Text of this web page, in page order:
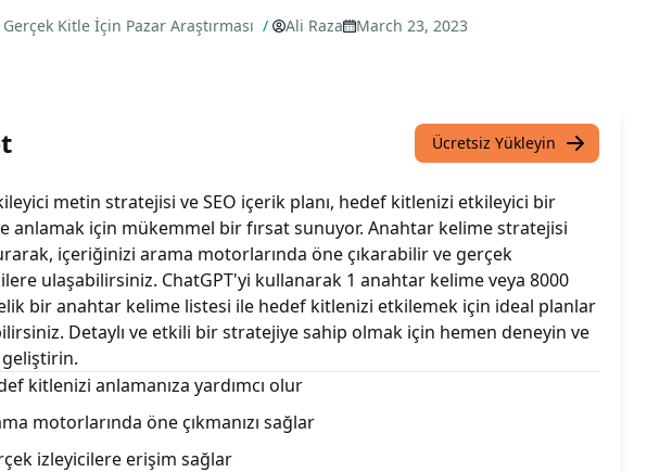
Kitle İçin Pazar Araştırması / Ali Raza
March 23, 2023
Ücretsiz Yükleyin
metin stratejisi ve SEO içerik planı, hedef kitlenizi etkileyici bir
anlamak için mükemmel bir fırsat sunuyor. Anahtar kelime stratejisi
içeriğinizi arama motorlarında öne çıkarabilir ve gerçek
ulaşabilirsiniz. ChatGPT'yi kullanarak 1 anahtar kelime veya 8000
bir anahtar kelime listesi ile hedef kitlenizi etkilemek için ideal planlar
Detaylı ve etkili bir stratejiye sahip olmak için hemen deneyin ve
kitlenizi anlamanıza yardımcı olur
motorlarında öne çıkmanızı sağlar
izleyicilere erişim sağlar